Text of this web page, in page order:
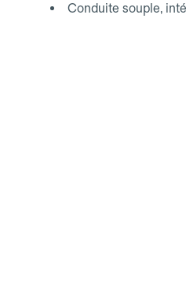
Conduite souple,